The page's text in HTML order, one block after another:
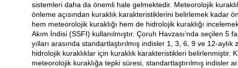
sistemleri daha da önemli hale gelmektedir. Meteorolojik
önleme açısından kuraklık karakteristiklerini belirlemek kadar
hem meteorolojik kuraklığı hem de hidrolojik kuraklığı
Akım İndisi (SSFI) kullanılmıştır. Çoruh Havzası’nda seçilen 5
yılları arasında standartlaştırılmış indisler 1, 3, 6, 9 ve 12-
hidrolojik kuraklıklar için kuraklık karakteristikleri belirlenmiştir.
meteorolojik kuraklığa tepki süresi, standartlaştırılmış indisler